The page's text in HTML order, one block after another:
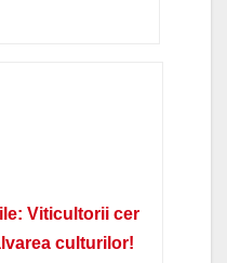
Viticultorii cer
culturilor!